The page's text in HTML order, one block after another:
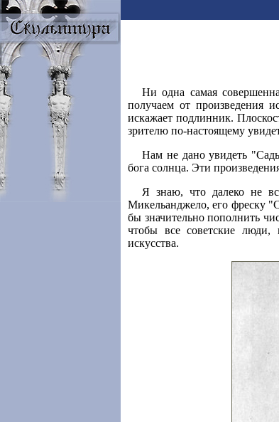
Ни одна самая
получаем от произведения
искажает подлинник.
зрителю по-настоящему
Нам не дано увидеть
бога солнца. Эти
Я знаю, что далеко не
Микельанджело, его фреску
бы значительно пополнить
чтобы все советские
искусства.